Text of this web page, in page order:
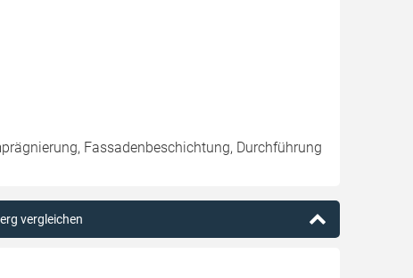
Fassadenbeschichtung, Durchführung
vergleichen